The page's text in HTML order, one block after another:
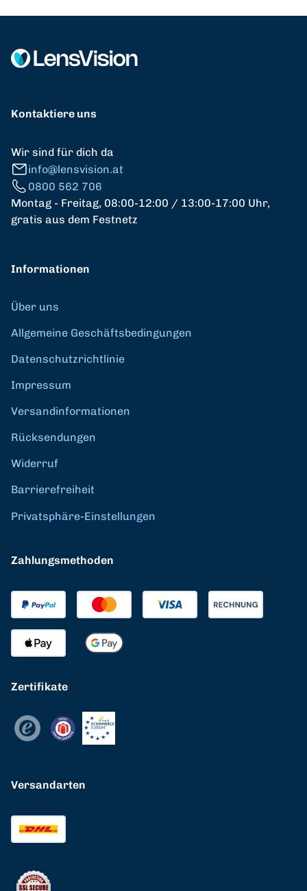
Kontaktiere uns
Wir sind für dich da
info@lensvision.at
0800 562 706
Montag - Freitag, 08:00-12:00 / 13:00-17:00 Uhr,
gratis aus dem Festnetz
Informationen
Über uns
Allgemeine Geschäftsbedingungen
Datenschutzrichtlinie
Impressum
Versandinformationen
Rücksendungen
Widerruf
Barrierefreiheit
Privatsphäre-Einstellungen
Zahlungsmethoden
Zertifikate
Versandarten